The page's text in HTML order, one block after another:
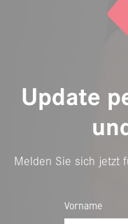
Update
Melden Sie sich jetzt
Vorname